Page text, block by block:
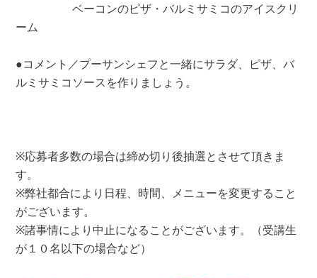
ベーコンのピザ・バルミサミコのアイスクリ
ーム
●コメント／プーサンシェフと一緒にサラダ、ピザ、バ
ルミサミコソースを作りましょう。
※応募者多数の場合は締め切り後抽選とさせて頂きま
す。
※弊社都合により日程、時間、メニューを変更すること
がございます。
※諸事情により中止になることがございます。（受講生
が１０名以下の場合など）